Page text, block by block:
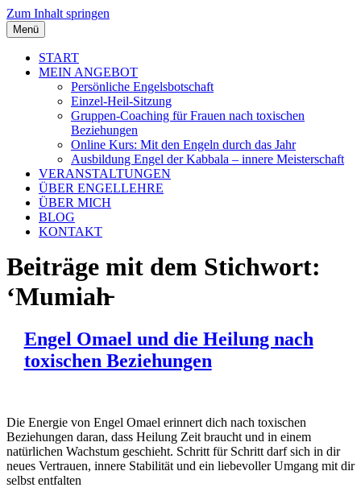
Zum Inhalt springen
Menü
START
MEIN ANGEBOT
Persönliche Engelsbotschaft
Einzel-Heil-Sitzung
Gruppen-Coaching für Frauen nach toxischen
Beziehungen
Online Kurs: Mit den Engeln durch das Jahr
Ausbildung Engel der Kabbala – innere Meisterschaft
VERANSTALTUNGEN
ÜBER ENGELLEHRE
ÜBER MICH
BLOG
KONTAKT
Beiträge mit dem Stichwort:
‘Mumiah̵
Engel Omael und die Heilung nach
toxischen Beziehungen
Die Energie von Engel Omael erinnert dich nach toxischen
Beziehungen daran, dass Heilung Zeit braucht und in einem
natürlichen Wachstum geschieht. Schritt für Schritt darf sich in dir
neues Vertrauen, innere Stabilität und ein liebevoller Umgang mit dir
selbst entfalten